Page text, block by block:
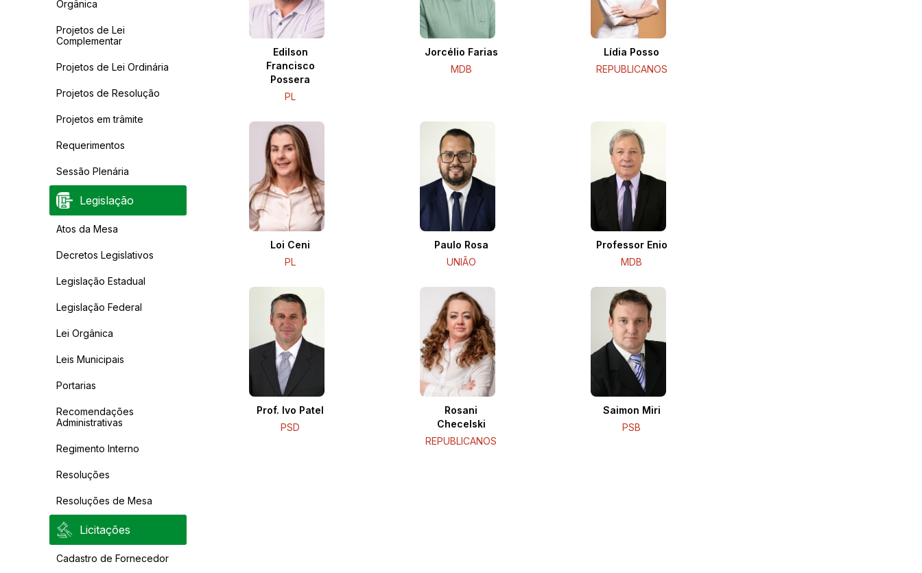
Orgânica
Projetos de Lei
Complementar
Projetos de Lei Ordinária
Projetos de Resolução
Projetos em trâmite
Requerimentos
Sessão Plenária
Legislação
Atos da Mesa
Decretos Legislativos
Legislação Estadual
Legislação Federal
Lei Orgânica
Leis Municipais
Portarias
Recomendações
Administrativas
Regimento Interno
Resoluções
Resoluções de Mesa
Licitações
Cadastro de Fornecedor
Edilson
Francisco
Possera
PL
Jorcélio Farias
MDB
Lídia Posso
REPUBLICANOS
Loi Ceni
PL
Paulo Rosa
UNIÃO
Professor Enio
MDB
Prof. Ivo Patel
PSD
Rosani
Checelski
REPUBLICANOS
Saimon Miri
PSB